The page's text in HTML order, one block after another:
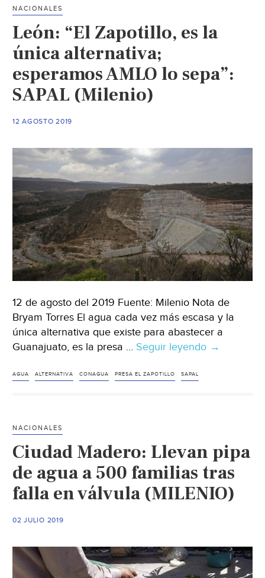
NACIONALES
León: “El Zapotillo, es la
única alternativa;
esperamos AMLO lo sepa”:
SAPAL (Milenio)
12 AGOSTO 2019
12 de agosto del 2019 Fuente: Milenio Nota de
Bryam Torres El agua cada vez más escasa y la
única alternativa que existe para abastecer a
Guanajuato, es la presa … Seguir leyendo León:
esperamos
AMLO
lo
sepa”:
→
AGUA ALTERNATIVA CONAGUA PRESA EL ZAPOTILLO SAPAL
NACIONALES
Ciudad Madero: Llevan pipa
de agua a 500 familias tras
falla en válvula (MILENIO)
02 JULIO 2019